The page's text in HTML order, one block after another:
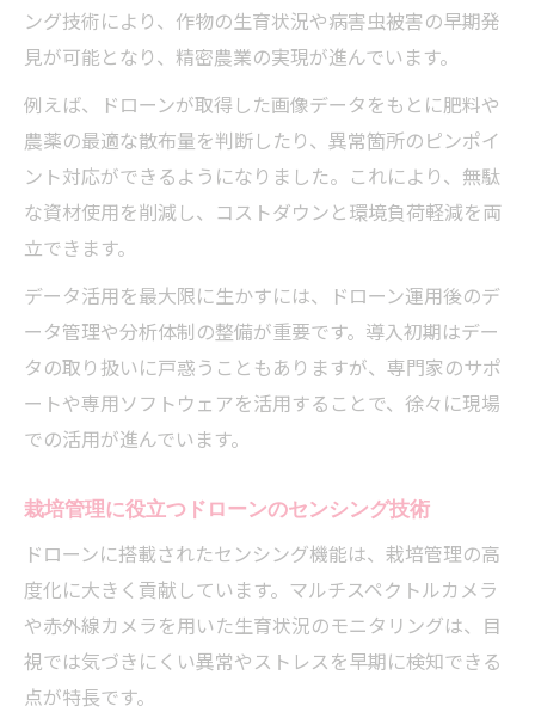
ング技術により、作物の生育状況や病害虫被害の早期発
見が可能となり、精密農業の実現が進んでいます。
例えば、ドローンが取得した画像データをもとに肥料や
農薬の最適な散布量を判断したり、異常箇所のピンポイ
ント対応ができるようになりました。これにより、無駄
な資材使用を削減し、コストダウンと環境負荷軽減を両
立できます。
データ活用を最大限に生かすには、ドローン運用後のデ
ータ管理や分析体制の整備が重要です。導入初期はデー
タの取り扱いに戸惑うこともありますが、専門家のサポ
ートや専用ソフトウェアを活用することで、徐々に現場
での活用が進んでいます。
栽培管理に役立つドローンのセンシング技術
ドローンに搭載されたセンシング機能は、栽培管理の高
度化に大きく貢献しています。マルチスペクトルカメラ
や赤外線カメラを用いた生育状況のモニタリングは、目
視では気づきにくい異常やストレスを早期に検知できる
点が特長です。